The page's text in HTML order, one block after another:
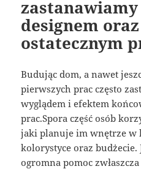
designem
ostatecznym
Budując dom, a nawet
pierwszych prac często
wyglądem i efektem
prac.Spora część osób
jaki planuje im wnętrze w
kolorystyce oraz budżecie.
ogromna pomoc